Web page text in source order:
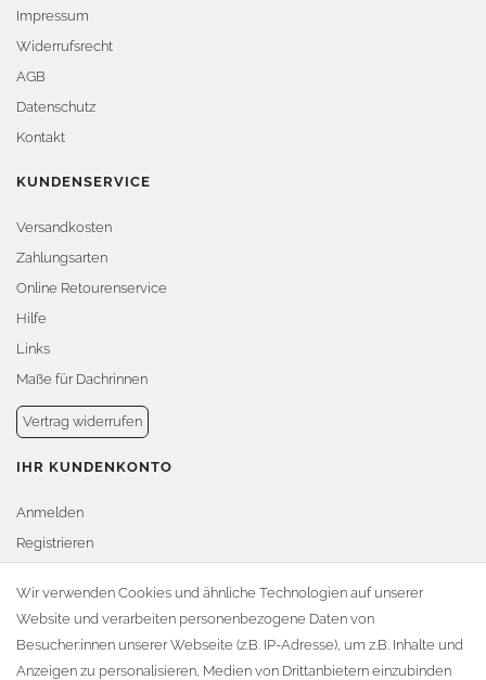
Impressum
Widerrufsrecht
AGB
Datenschutz
Kontakt
KUNDENSERVICE
Versandkosten
Zahlungsarten
Online Retourenservice
Hilfe
Links
Maße für Dachrinnen
Vertrag widerrufen
IHR KUNDENKONTO
Anmelden
Registrieren
Warenkorb
Zur Kasse
KONTAKT
Wir verwenden Cookies und ähnliche Technologien auf unserer
Website und verarbeiten personenbezogene Daten von
Besucher:innen unserer Webseite (z.B. IP-Adresse), um z.B. Inhalte und
Anzeigen zu personalisieren, Medien von Drittanbietern einzubinden